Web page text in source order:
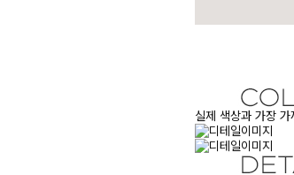
실제 색상과 가장